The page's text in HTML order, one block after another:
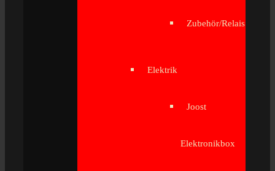
Zubehör/Relais
Elektrik
Joost
Elektronikbox